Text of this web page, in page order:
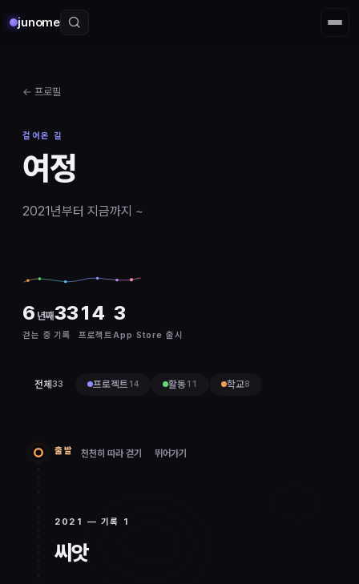
junome
← 프로필
걸어온 길
여정
2021년부터 지금까지 ~
6 년째
걷는 중
33
기록
14
프로젝트
3
App Store 출시
전체33 프로젝트 14 활동11 학교8
출발 천천히 따라 걷기 뛰어가기
2021 — 기록 1
씨앗